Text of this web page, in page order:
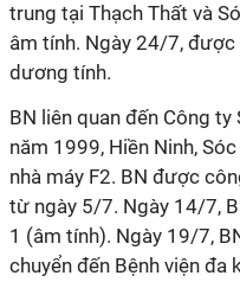
trung tại Thạch Thất và
âm tính. Ngày 24/7,
dương tính.
BN liên quan đến Công ty
năm 1999, Hiền Ninh,
nhà máy F2. BN được
từ ngày 5/7. Ngày 14/7,
1 (âm tính). Ngày 19/7,
chuyển đến Bệnh viện đa